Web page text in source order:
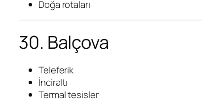
Doğa rotaları
30. Balçova
Teleferik
İnciraltı
Termal tesisler